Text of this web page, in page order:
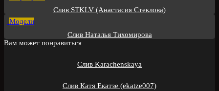
Слив STKLV (Анастасия Стеклова)
Модели
Слив Наталья Тихомирова
Вам может понравиться
Слив Karachenskaya
Слив Катя Екатзе (ekatze007)